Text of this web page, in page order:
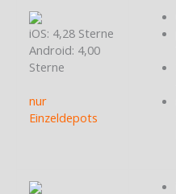
iOS: 4,28 Sterne
Android: 4,00
Sterne
nur
Einzeldepots